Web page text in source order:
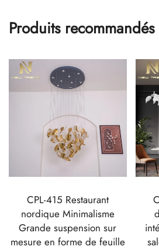
Produits recommandés
CPL-399, fourniture
d'usine, décoration
intérieure, villa, cuisine,
salon, lustre LED floral